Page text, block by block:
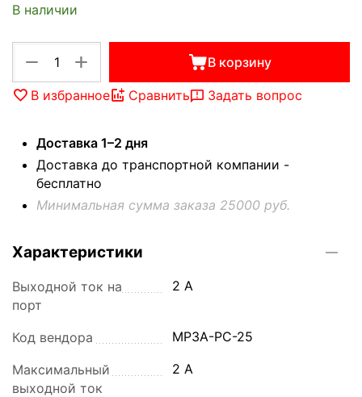
В наличии
+
− В корзину
В избранное Сравнить Задать вопрос
Доставка 1–2 дня
Доставка до транспортной компании -
бесплатно
Минимальная сумма заказа 25000 руб.
Характеристики
Выходной ток на
порт
2 A
Код вендора MP3A-PC-25
Максимальный
выходной ток
2 A